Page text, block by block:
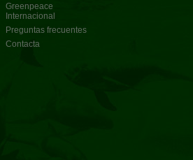
Greenpeace
Internacional
Preguntas frecuentes
Contacta